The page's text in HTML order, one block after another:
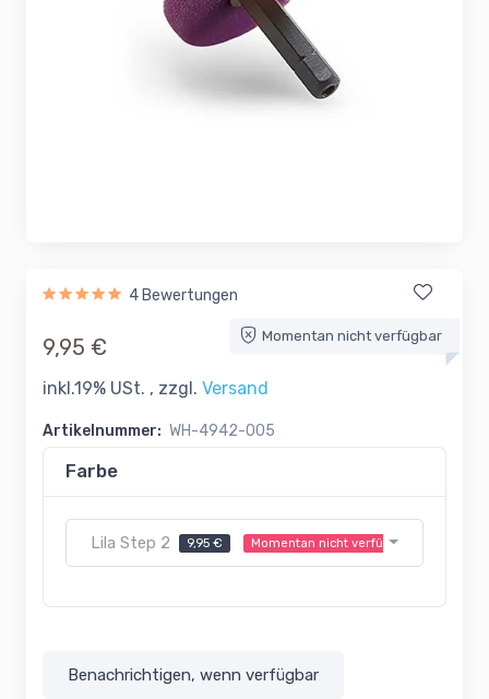
4 Bewertungen
Momentan nicht verfügbar
9,95 €
inkl.19% USt. , zzgl. Versand
Artikelnummer: WH-4942-005
Farbe
Lila Step 2 9,95 € Momentan nicht verfügbar
Benachrichtigen, wenn verfügbar